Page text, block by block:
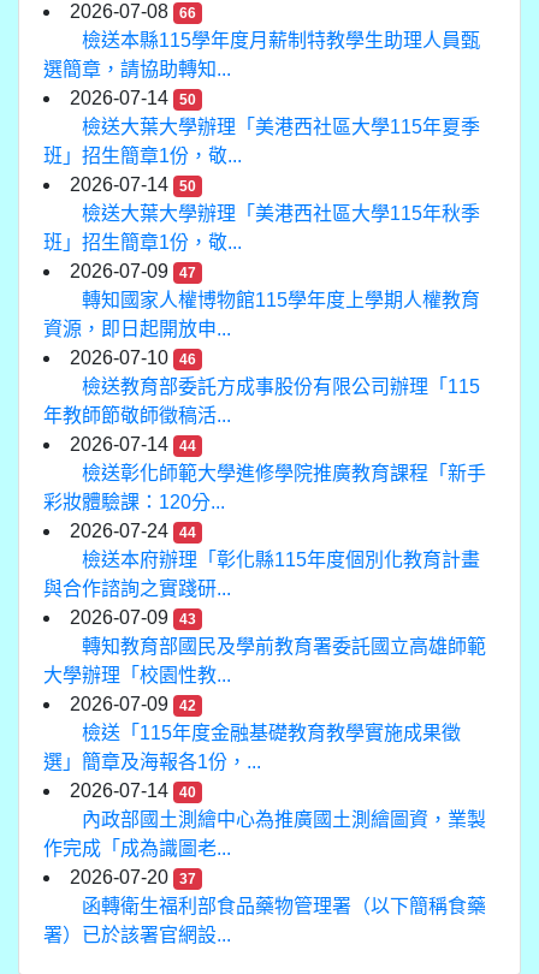
2026-07-08
66
檢送本縣115學年度月薪制特教學生助理人員甄
選簡章，請協助轉知...
2026-07-14
50
檢送大葉大學辦理「美港西社區大學115年夏季
班」招生簡章1份，敬...
2026-07-14
50
檢送大葉大學辦理「美港西社區大學115年秋季
班」招生簡章1份，敬...
2026-07-09
47
轉知國家人權博物館115學年度上學期人權教育
資源，即日起開放申...
2026-07-10
46
檢送教育部委託方成事股份有限公司辦理「115
年教師節敬師徵稿活...
2026-07-14
44
檢送彰化師範大學進修學院推廣教育課程「新手
彩妝體驗課：120分...
2026-07-24
44
檢送本府辦理「彰化縣115年度個別化教育計畫
與合作諮詢之實踐研...
2026-07-09
43
轉知教育部國民及學前教育署委託國立高雄師範
大學辦理「校園性教...
2026-07-09
42
檢送「115年度金融基礎教育教學實施成果徵
選」簡章及海報各1份，...
2026-07-14
40
內政部國土測繪中心為推廣國土測繪圖資，業製
作完成「成為識圖老...
2026-07-20
37
函轉衛生福利部食品藥物管理署（以下簡稱食藥
署）已於該署官網設...